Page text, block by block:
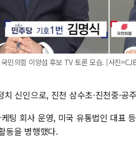
국민의힘 이양섭 후보 TV 토론 모습. [사진
신인으로, 진천 삼수초·진천중·공
팅 회사 운영, 미국 유통법인 대표
동을 병행했다.